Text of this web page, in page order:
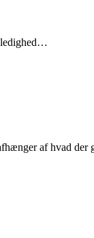
ledighed…
af hvad